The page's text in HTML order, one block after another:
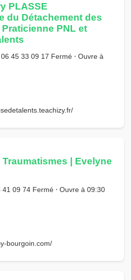
PLASSE
du Détachement des
PNL et
45 33 09 17 Fermé ⋅ Ouvre à
| Evelyne
41 09 74 Fermé ⋅ Ouvre à 09:30
bourgoin.com/